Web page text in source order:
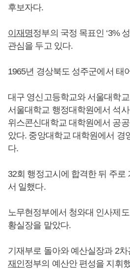
후보자다.
이재명정부의 국정 목표인 ‘3%
관심을 두고 있다.
1965년 경상북도 성주군에서 태
대구 영신고등학교와 서울대학
서울대학교 행정대학원에서 석
위스콘신대학교 대학원에서 공
았다. 중앙대학교 대학원에서 경
다.
32회 행정고시에 합격한 뒤 주로
서 일했다.
노무현정부에서 청와대 인사제
황실장을 맡았다.
기재부로 돌아와 예산실장과 2
재인정부의 예산안 편성을 지휘